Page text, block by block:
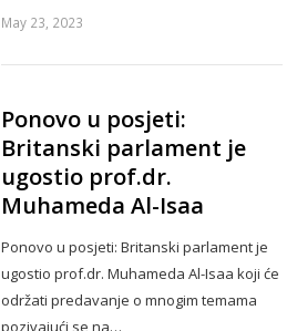
May 23, 2023
Ponovo u posjeti:
Britanski parlament je
ugostio prof.dr.
Muhameda Al-Isaa
Ponovo u posjeti: Britanski parlament je
ugostio prof.dr. Muhameda Al-Isaa koji će
održati predavanje o mnogim temama
pozivajući se na…